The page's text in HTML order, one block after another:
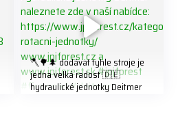
🪓🌳🌲 dodávat tyhle stroje je
jedna velká radost 🇩🇪
hydraulické jednotky Deitmer